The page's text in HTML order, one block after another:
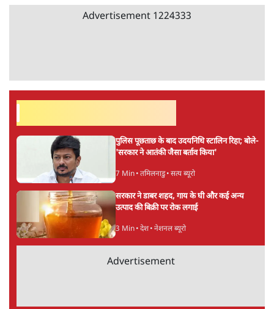
Advertisement 1224333
पुलिस पूछताछ के बाद उदयनिधि स्टालिन रिहा; बोले-
'सरकार ने आतंकी जैसा बर्ताव किया'
7 Min• तमिलनाडु• सत्य ब्यूरो
सरकार ने डाबर शहद, गाय के घी और कई अन्य
उत्पाद की बिक्री पर रोक लगाई
3 Min• देश• नेशनल ब्यूरो
Advertisement